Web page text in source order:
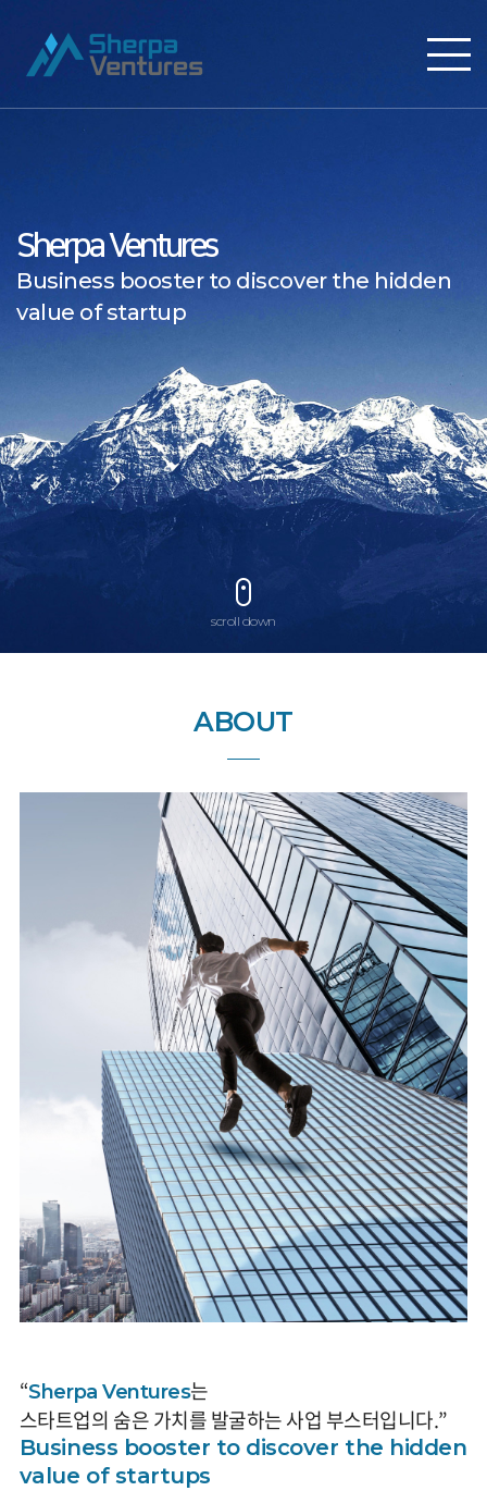
Sherpa Ventures
Business booster to discover the hidden
value of startup
scroll down
ABOUT
“Sherpa Ventures는
스타트업의 숨은 가치를 발굴하는 사업 부스터입니다.”
Business booster to discover the hidden
value of startups